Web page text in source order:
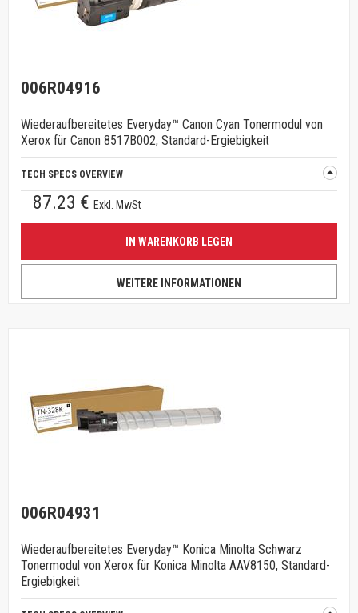
006R04916
Wiederaufbereitetes Everyday™ Canon Cyan Tonermodul von
Xerox für Canon 8517B002, Standard-Ergiebigkeit
TECH SPECS OVERVIEW
87.23 € Exkl. MwSt
IN WARENKORB LEGEN
WEITERE INFORMATIONEN
006R04931
Wiederaufbereitetes Everyday™ Konica Minolta Schwarz
Tonermodul von Xerox für Konica Minolta AAV8150, Standard-
Ergiebigkeit